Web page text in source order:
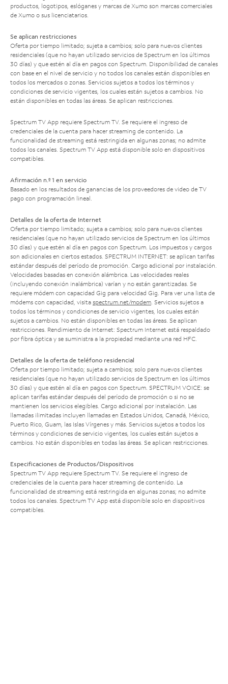
productos, logotipos, eslóganes y marcas de Xumo son marcas comerciales
de Xumo o sus licenciatarios.
Se aplican restricciones
Oferta por tiempo limitado; sujeta a cambios; solo para nuevos clientes
residenciales (que no hayan utilizado servicios de Spectrum en los últimos
30 días) y que estén al día en pagos con Spectrum. Disponibilidad de canales
con base en el nivel de servicio y no todos los canales están disponibles en
todos los mercados o zonas. Servicios sujetos a todos los términos y
condiciones de servicio vigentes, los cuales están sujetos a cambios. No
están disponibles en todas las áreas. Se aplican restricciones.
Spectrum TV App requiere Spectrum TV. Se requiere el ingreso de
credenciales de la cuenta para hacer streaming de contenido. La
funcionalidad de streaming está restringida en algunas zonas; no admite
todos los canales. Spectrum TV App está disponible solo en dispositivos
compatibles.
Afirmación n.º 1 en servicio
Basado en los resultados de ganancias de los proveedores de video de TV
pago con programación lineal.
Detalles de la oferta de Internet
Oferta por tiempo limitado; sujeta a cambios; solo para nuevos clientes
residenciales (que no hayan utilizado servicios de Spectrum en los últimos
30 días) y que estén al día en pagos con Spectrum. Los impuestos y cargos
son adicionales en ciertos estados. SPECTRUM INTERNET: se aplican tarifas
estándar después del período de promoción. Cargo adicional por instalación.
Velocidades basadas en conexión alámbrica. Las velocidades reales
(incluyendo conexión inalámbrica) varían y no están garantizadas. Se
requiere módem con capacidad Gig para velocidad Gig. Para ver una lista de
módems con capacidad, visita spectrum.net/modem. Servicios sujetos a
todos los términos y condiciones de servicio vigentes, los cuales están
sujetos a cambios. No están disponibles en todas las áreas. Se aplican
restricciones. Rendimiento de Internet: Spectrum Internet está respaldado
por fibra óptica y se suministra a la propiedad mediante una red HFC.
Detalles de la oferta de teléfono residencial
Oferta por tiempo limitado; sujeta a cambios; solo para nuevos clientes
residenciales (que no hayan utilizado servicios de Spectrum en los últimos
30 días) y que estén al día en pagos con Spectrum. SPECTRUM VOICE: se
aplican tarifas estándar después del período de promoción o si no se
mantienen los servicios elegibles. Cargo adicional por instalación. Las
llamadas ilimitadas incluyen llamadas en Estados Unidos, Canadá, México,
Puerto Rico, Guam, las Islas Vírgenes y más. Servicios sujetos a todos los
términos y condiciones de servicio vigentes, los cuales están sujetos a
cambios. No están disponibles en todas las áreas. Se aplican restricciones.
Especificaciones de Productos/Dispositivos
Spectrum TV App requiere Spectrum TV. Se requiere el ingreso de
credenciales de la cuenta para hacer streaming de contenido. La
funcionalidad de streaming está restringida en algunas zonas; no admite
todos los canales. Spectrum TV App está disponible solo en dispositivos
compatibles.